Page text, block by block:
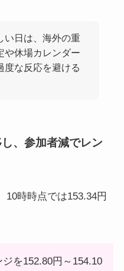
い日は、海外の重
や休場カレンダー
度な反応を避ける
、参加者減でレン
10時時点では153.34円
を152.80円～154.10